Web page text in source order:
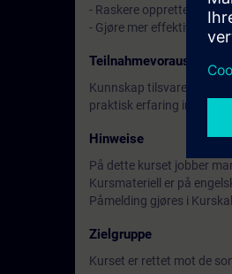
- Raskere opprette
- Gjøre mer effektivt
Kunnskap tilsvarende ett
praktisk erfaring innen
Hinweise
På dette kurset jobber
Kursmateriell er på
Påmelding gjøres i
Zielgruppe
Kurset er rettet mot de